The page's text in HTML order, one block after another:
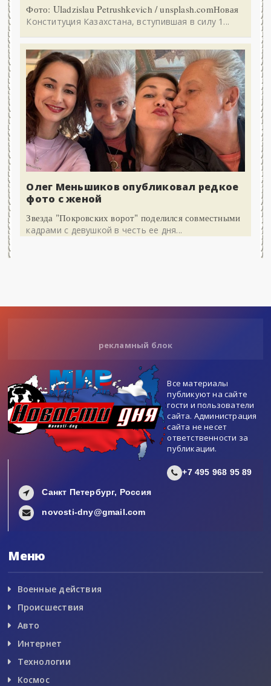
Фото: Uladzislau Petrushkevich / unsplash.comНовая
Конституция Казахстана, вступившая в силу 1...
Олег Меньшиков опубликовал редкое
фото с женой
Звезда "Покровских ворот" поделился совместными
кадрами с девушкой в честь ее дня...
рекламный блок
Все материалы
публикуют на сайте
гости и пользователи
сайта. Администрация
сайта не несет
ответственности за
публикации.
+7 495 968 95 89
Санкт Петербург, Россия
novosti-dny@gmail.com
Меню
Военные действия
Происшествия
Авто
Интернет
Технологии
Космос